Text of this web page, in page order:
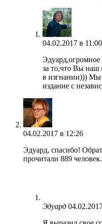
04.02.2017 в 11:00
Эдуард,огромное
за то,что Вы наш
в изгнании))) Мы
издание с
04.02.2017 в 12:26
Эдуард, спасибо!
прочитали 889 человек.
Эдуард